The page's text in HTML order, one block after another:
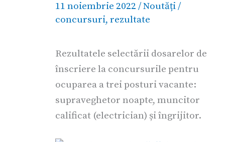
11 noiembrie 2022 /Noutăți/
concursuri, rezultate
Rezultatele selectării dosarelor de
înscriere la concursurile pentru
ocuparea a trei posturi vacante:
supraveghetor noapte, muncitor
calificat (electrician) și îngrijitor.